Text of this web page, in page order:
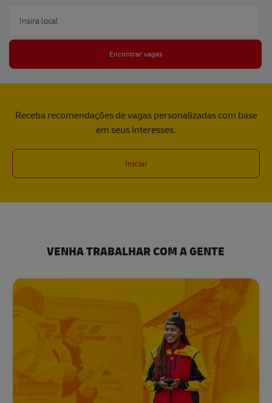
Encontrar vagas
Receba recomendações de vagas personalizadas com base
em seus interesses.
Iniciar
VENHA TRABALHAR COM A GENTE